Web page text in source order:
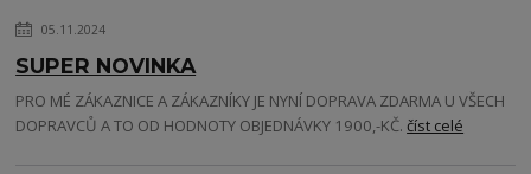
05.11.2024
SUPER NOVINKA
PRO MÉ ZÁKAZNICE A ZÁKAZNÍKY JE NYNÍ DOPRAVA ZDARMA U VŠECH
DOPRAVCŮ A TO OD HODNOTY OBJEDNÁVKY 1900,-KČ.číst celé